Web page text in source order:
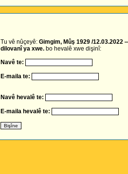
Tu vê nûçeyê: Gimgim, Mûş 1929 /
dilovanî ya xwe. bo hevalê xwe dişinî:
Navê te:
E-maila te:
Navê hevalê te:
E-maila hevalê te: